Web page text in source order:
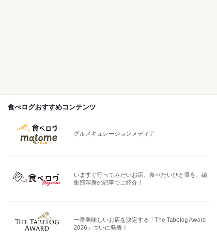
食べログおすすめコンテンツ
グルメキュレーションメディア
いますぐ行ってみたいお店、食べたいひと皿を、編
集部渾身の記事でご紹介！
一番美味しいお店を決定する「The Tabelog Award
2026」ついに発表！